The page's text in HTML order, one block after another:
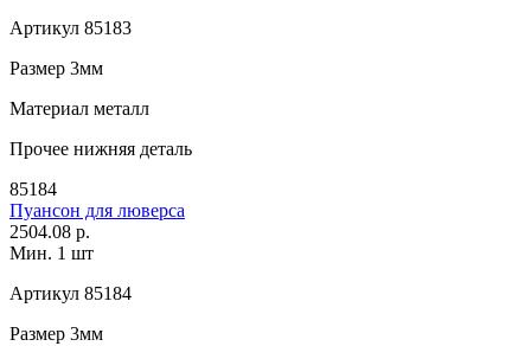
Артикул 85183
Размер 3мм
Материал металл
Прочее нижняя деталь
85184
Пуансон для люверса
2504.08 р.
Мин. 1 шт
Артикул 85184
Размер 3мм